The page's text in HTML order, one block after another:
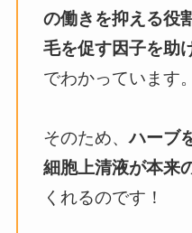
の働きを抑える役
毛を促す因子を助
でわかっています。
そのため、ハーブ
細胞上清液が本来
くれるのです！